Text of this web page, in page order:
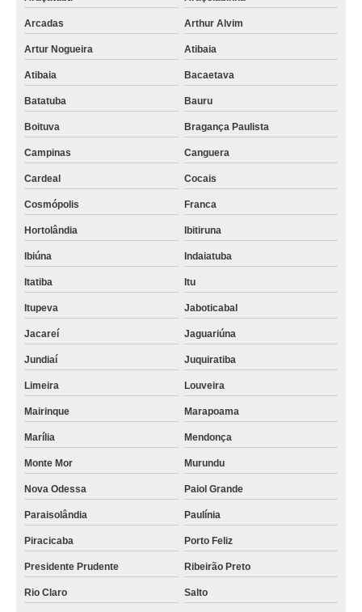
Arcadas Arthur Alvim
Artur Nogueira Atibaia
Atibaia Bacaetava
Batatuba Bauru
Boituva Bragança Paulista
Campinas Canguera
Cardeal Cocais
Cosmópolis Franca
Hortolândia Ibitiruna
Ibiúna Indaiatuba
Itatiba Itu
Itupeva Jaboticabal
Jacareí Jaguariúna
Jundiaí Juquiratiba
Limeira Louveira
Mairinque Marapoama
Marília Mendonça
Monte Mor Murundu
Nova Odessa Paiol Grande
Paraisolândia Paulínia
Piracicaba Porto Feliz
Presidente Prudente Ribeirão Preto
Rio Claro Salto